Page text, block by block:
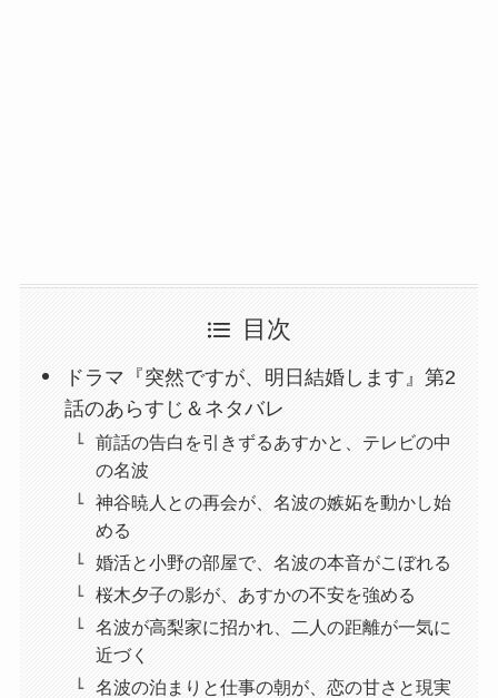
目次
ドラマ『突然ですが、明日結婚します』第2
話のあらすじ＆ネタバレ
前話の告白を引きずるあすかと、テレビの中
の名波
神谷暁人との再会が、名波の嫉妬を動かし始
める
婚活と小野の部屋で、名波の本音がこぼれる
桜木夕子の影が、あすかの不安を強める
名波が高梨家に招かれ、二人の距離が一気に
近づく
名波の泊まりと仕事の朝が、恋の甘さと現実